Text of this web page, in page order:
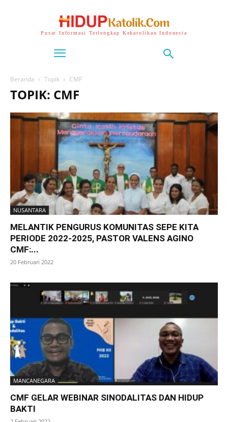
Pusat Informasi Terlengkap Kekatolikan Indonesia
Beranda Topik CMF
TOPIK: CMF
NUSANTARA
MELANTIK PENGURUS KOMUNITAS SEPE KITA
PERIODE 2022-2025, PASTOR VALENS AGINO
CMF:...
20 Februari 2022
MANCANEGARA
CMF GELAR WEBINAR SINODALITAS DAN HIDUP
BAKTI